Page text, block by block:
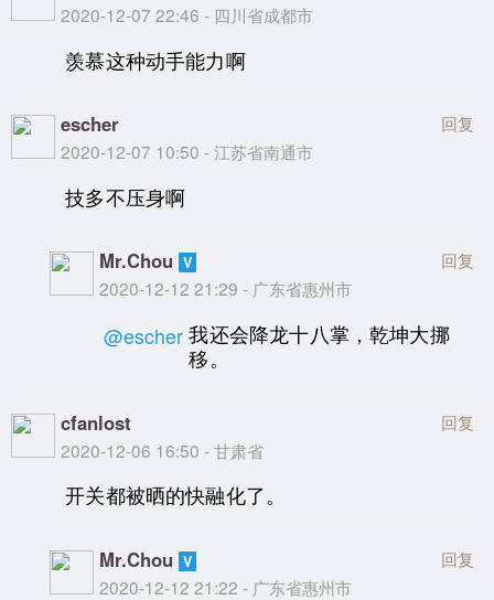
2020-12-07 22:46 - 四川省成都市
羡慕这种动手能力啊
escher
2020-12-07 10:50 - 江苏省南通市
回复
技多不压身啊
Mr.Chou
2020-12-12 21:29 - 广东省惠州市
回复
@escher 我还会降龙十八掌，乾坤大挪
移。
cfanlost
2020-12-06 16:50 - 甘肃省
回复
开关都被晒的快融化了。
Mr.Chou
2020-12-12 21:22 - 广东省惠州市
回复